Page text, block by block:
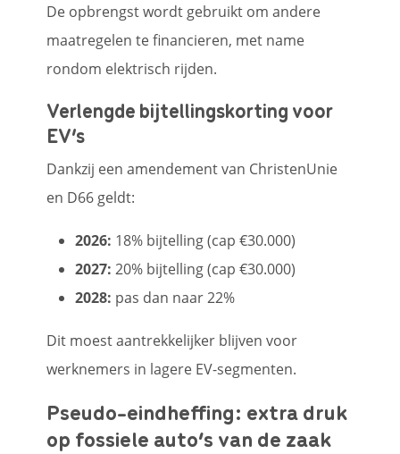
De opbrengst wordt gebruikt om andere
maatregelen te financieren, met name
rondom elektrisch rijden.
Verlengde bijtellingskorting voor
EV’s
Dankzij een amendement van ChristenUnie
en D66 geldt:
2026: 18% bijtelling (cap €30.000)
2027: 20% bijtelling (cap €30.000)
2028: pas dan naar 22%
Dit moest aantrekkelijker blijven voor
werknemers in lagere EV-segmenten.
Pseudo-eindheffing: extra druk
op fossiele auto’s van de zaak